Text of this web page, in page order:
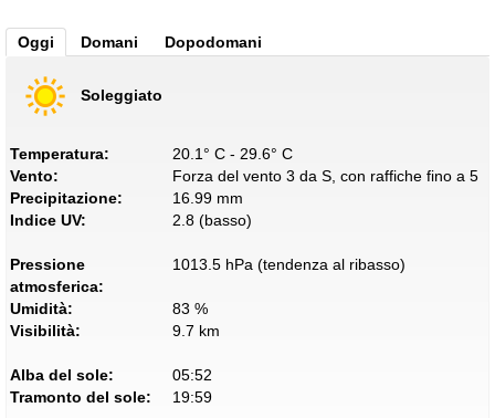
Oggi Domani Dopodomani
Soleggiato
Temperatura:
20.1° C - 29.6° C
Vento:
Forza del vento 3 da S, con raffiche fino a 5
Precipitazione:
16.99 mm
Indice UV:
2.8 (basso)
Pressione
atmosferica:
1013.5 hPa (tendenza al ribasso)
Umidità:
83 %
Visibilità:
9.7 km
Alba del sole:
05:52
Tramonto del sole:
19:59